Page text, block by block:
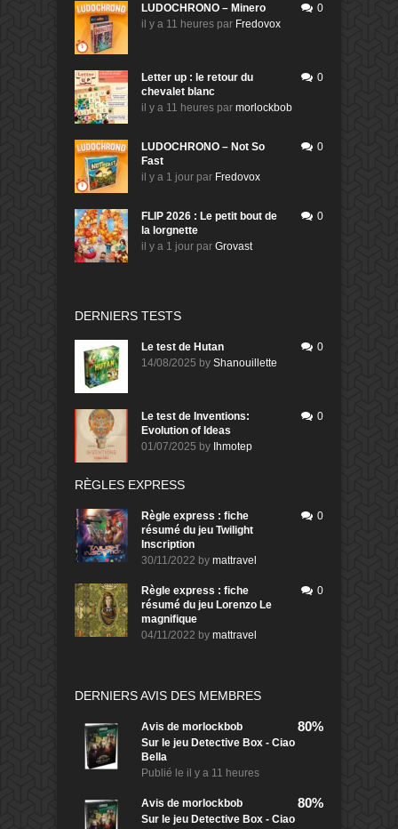
LUDOCHRONO – Minero
il y a 11 heures par Fredovox
0
Letter up : le retour du
chevalet blanc
il y a 11 heures par morlockbob
0
LUDOCHRONO – Not So
Fast
il y a 1 jour par Fredovox
0
FLIP 2026 : Le petit bout de
la lorgnette
il y a 1 jour par Grovast
0
DERNIERS TESTS
Le test de Hutan
14/08/2025 by Shanouillette
0
Le test de Inventions:
Evolution of Ideas
01/07/2025 by Ihmotep
0
RÈGLES EXPRESS
Règle express : fiche
résumé du jeu Twilight
Inscription
30/11/2022 by mattravel
0
Règle express : fiche
résumé du jeu Lorenzo Le
magnifique
04/11/2022 by mattravel
0
DERNIERS AVIS DES MEMBRES
Avis de morlockbob
Sur le jeu Detective Box - Ciao
Bella
Publié le il y a 11 heures
80%
Avis de morlockbob
Sur le jeu Detective Box - Ciao
80%